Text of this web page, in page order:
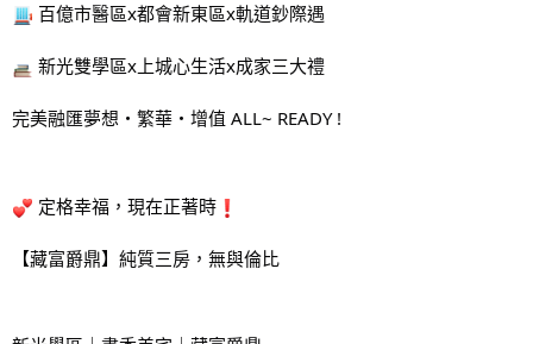
百億市醫區x都會新東區x軌道鈔際遇
新光雙學區x上城心生活x成家三大禮
完美融匯夢想・繁華・增值 ALL~ READY !
定格幸福，現在正著時
【藏富爵鼎】純質三房，​無與倫比